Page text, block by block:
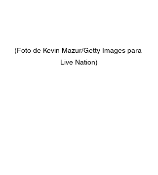
(Foto de Kevin Mazur/Getty Images para
Live Nation)